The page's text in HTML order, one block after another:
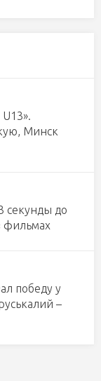
Минск
секунды до
фильмах
победу у
–